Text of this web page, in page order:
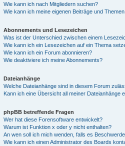
Wie kann ich nach Mitgliedern suchen?
Wie kann ich meine eigenen Beiträge und
Abonnements und Lesezeichen
Was ist der Unterschied zwischen einem
Wie kann ich ein Lesezeichen auf ein Thema
Wie kann ich ein Forum abonnieren?
Wie deaktiviere ich meine Abonnements?
Dateianhänge
Welche Dateianhänge sind in diesem Forum
Kann ich eine Übersicht all meiner Dateianhänge
phpBB betreffende Fragen
Wer hat diese Forensoftware entwickelt?
Warum ist Funktion x oder y nicht enthalten?
An wen soll ich mich wenden, falls es
Wie kann ich einen Administrator des Boards